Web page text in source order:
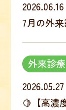
2026.06.16
7月の外
外来診
2026.05.27
🍋【高濃